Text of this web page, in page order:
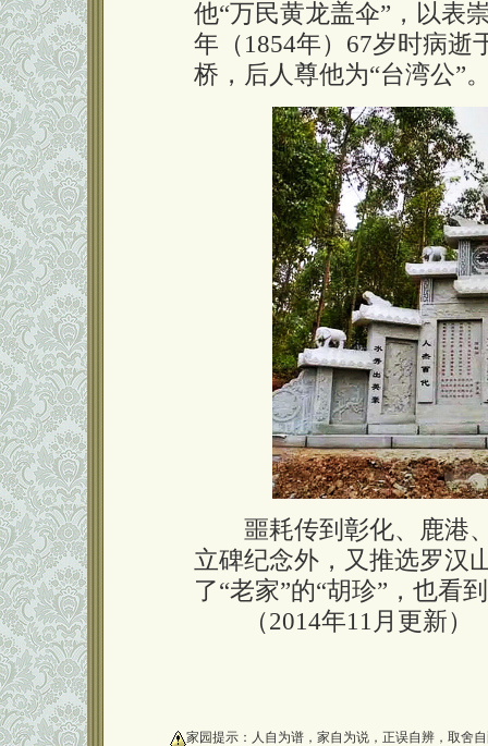
他“万民黄龙盖伞”，以表
年（1854年）67岁时病逝
桥，后人尊他为“台湾公”
噩耗传到彰化、鹿港、
立碑纪念外，又推选罗汉
了“老家”的“胡珍”，也看
（2014年11月更新）
家园提示：人自为谱，家自为说，正误自辨，取舍